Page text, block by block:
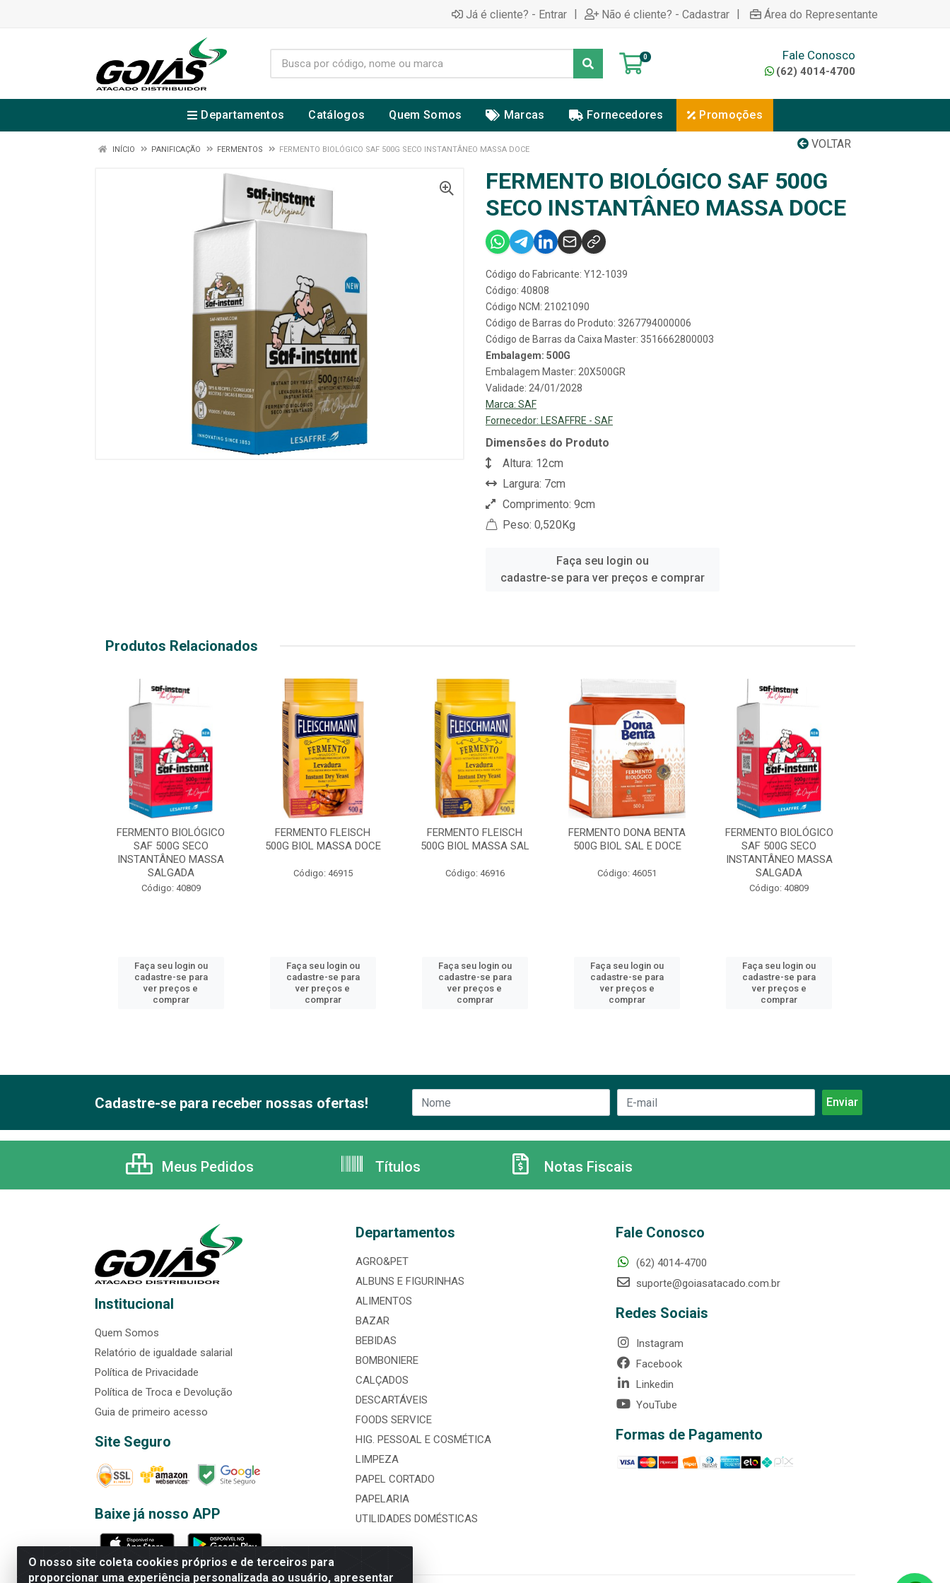
Já é cliente? - Entrar | Não é cliente? - Cadastrar | Área do Representante
0 Fale Conosco
(62) 4014-4700
Departamentos Catálogos Quem Somos Marcas Fornecedores Promoções
VOLTAR
INÍCIO PANIFICAÇÃO FERMENTOS FERMENTO BIOLÓGICO SAF 500G SECO INSTANTÂNEO MASSA DOCE
FERMENTO BIOLÓGICO SAF 500G
SECO INSTANTÂNEO MASSA DOCE
Código do Fabricante: Y12-1039
Código: 40808
Código NCM: 21021090
Código de Barras do Produto: 3267794000006
Código de Barras da Caixa Master: 3516662800003
Embalagem: 500G
Embalagem Master: 20X500GR
Validade: 24/01/2028
Marca: SAF
Fornecedor:
LESAFFRE - SAF
Dimensões do Produto
Altura: 12cm
Largura: 7cm
Comprimento: 9cm
Peso: 0,520Kg
Faça seu login ou
cadastre-se para ver preços e comprar
Produtos Relacionados
FERMENTO BIOLÓGICO
SAF 500G SECO
INSTANTÂNEO MASSA
SALGADA
Código: 40809
Faça seu login ou
cadastre-se para
ver preços e
comprar
FERMENTO FLEISCH
500G BIOL MASSA DOCE
Código: 46915
Faça seu login ou
cadastre-se para
ver preços e
comprar
FERMENTO FLEISCH
500G BIOL MASSA SAL
Código: 46916
Faça seu login ou
cadastre-se para
ver preços e
comprar
FERMENTO DONA BENTA
500G BIOL SAL E DOCE
Código: 46051
Faça seu login ou
cadastre-se para
ver preços e
comprar
FERMENTO BIOLÓGICO
SAF 500G SECO
INSTANTÂNEO MASSA
SALGADA
Código: 40809
Faça seu login ou
cadastre-se para
ver preços e
comprar
O nosso site coleta cookies próprios e de terceiros para
proporcionar uma experiência personalizada ao usuário, apresentar
Cadastre-se para receber nossas ofertas!
Meus Pedidos Títulos Notas Fiscais
Institucional
Quem Somos
Relatório de igualdade salarial
Política de Privacidade
Política de Troca e Devolução
Guia de primeiro acesso
Site Seguro
Baixe já nosso APP
Departamentos
AGRO&PET
ALBUNS E FIGURINHAS
ALIMENTOS
BAZAR
BEBIDAS
BOMBONIERE
CALÇADOS
DESCARTÁVEIS
FOODS SERVICE
HIG. PESSOAL E COSMÉTICA
LIMPEZA
PAPEL CORTADO
PAPELARIA
UTILIDADES DOMÉSTICAS
Fale Conosco
(62) 4014-4700
suporte@goiasatacado.com.br
Redes Sociais
Instagram
Facebook
Linkedin
YouTube
Formas de Pagamento